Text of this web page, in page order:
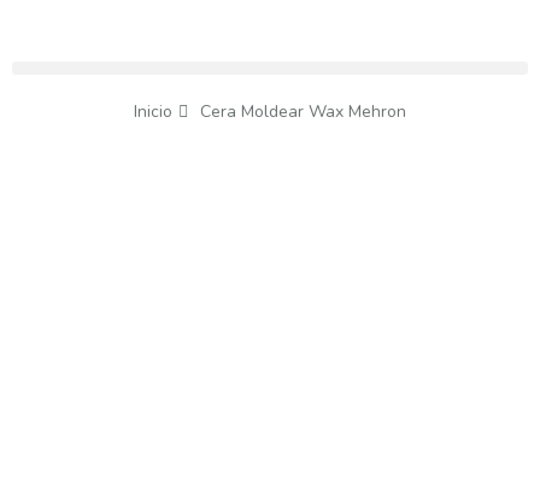
Inicio Cera Moldear Wax Mehron